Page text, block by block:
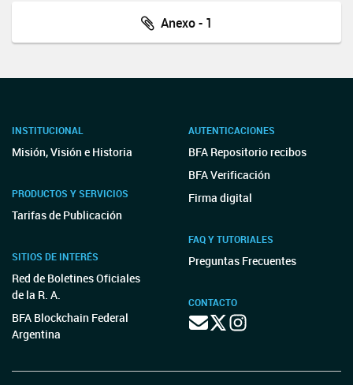
Anexo - 1
INSTITUCIONAL
Misión, Visión e Historia
PRODUCTOS Y SERVICIOS
Tarifas de Publicación
SITIOS DE INTERÉS
Red de Boletines Oficiales
de la R. A.
BFA Blockchain Federal
Argentina
AUTENTICACIONES
BFA Repositorio recibos
BFA Verificación
Firma digital
FAQ Y TUTORIALES
Preguntas Frecuentes
CONTACTO